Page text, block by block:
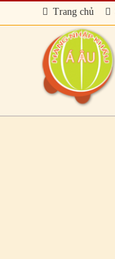
Trang chủ